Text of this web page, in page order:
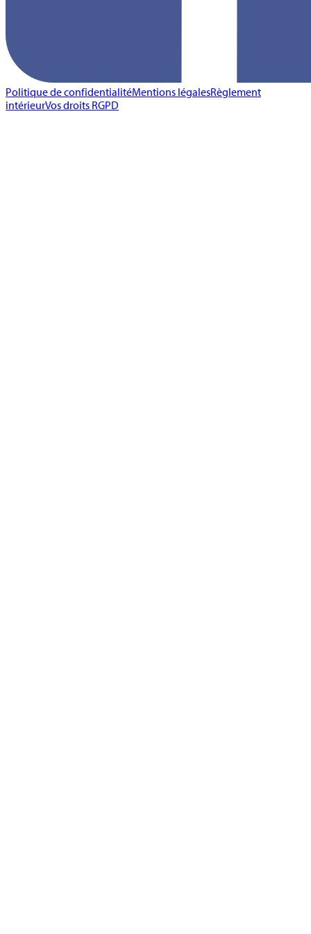
Politique de confidentialitéMentions légalesRèglement
intérieurVos droits RGPD